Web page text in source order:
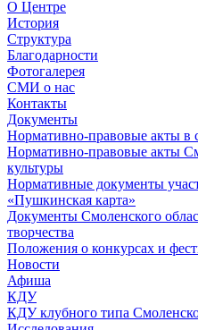
О Центре
История
Структура
Благодарности
Фотогалерея
СМИ о нас
Контакты
Документы
Нормативно-правовые акты в
Нормативно-правовые акты
культуры
Нормативные документы
«Пушкинская карта»
Документы Смоленского
творчества
Положения о конкурсах и
Новости
Афиша
КДУ
КДУ клубного типа